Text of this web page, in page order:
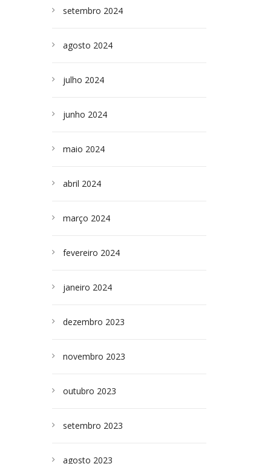
setembro 2024
agosto 2024
julho 2024
junho 2024
maio 2024
abril 2024
março 2024
fevereiro 2024
janeiro 2024
dezembro 2023
novembro 2023
outubro 2023
setembro 2023
agosto 2023